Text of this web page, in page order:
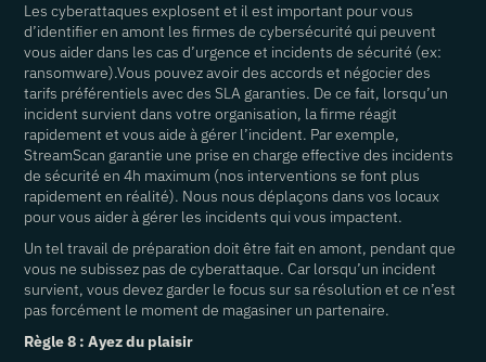
Les cyberattaques explosent et il est important pour vous
d’identifier en amont les firmes de cybersécurité qui peuvent
vous aider dans les cas d’urgence et incidents de sécurité (ex:
ransomware).Vous pouvez avoir des accords et négocier des
tarifs préférentiels avec des SLA garanties. De ce fait, lorsqu’un
incident survient dans votre organisation, la firme réagit
rapidement et vous aide à gérer l’incident. Par exemple,
StreamScan garantie une prise en charge effective des incidents
de sécurité en 4h maximum (nos interventions se font plus
rapidement en réalité). Nous nous déplaçons dans vos locaux
pour vous aider à gérer les incidents qui vous impactent.
Un tel travail de préparation doit être fait en amont, pendant que
vous ne subissez pas de cyberattaque. Car lorsqu’un incident
survient, vous devez garder le focus sur sa résolution et ce n’est
pas forcément le moment de magasiner un partenaire.
Règle 8 : Ayez du plaisir